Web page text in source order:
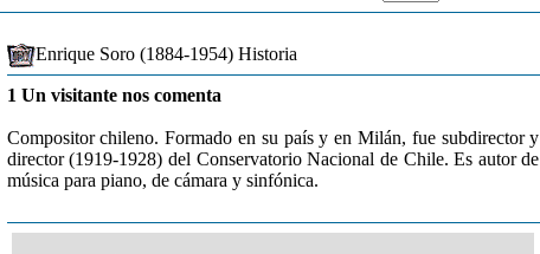
Enrique Soro (1884-1954) Historia
1 Un visitante nos comenta
Compositor chileno. Formado en su país y en Milán, fue subdirector y
director (1919-1928) del Conservatorio Nacional de Chile. Es autor de
música para piano, de cámara y sinfónica.